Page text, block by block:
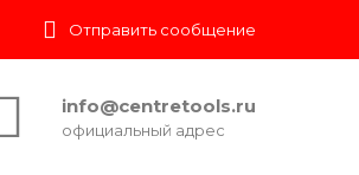
Отправить сообщение
info@centretools.ru
официальный адрес